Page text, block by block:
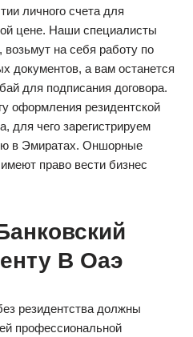
личного счета для
цене. Наши специалисты
на себя работу по
документов, а вам останется
для подписания договора.
оформления резидентской
для чего зарегистрируем
в Эмиратах. Оншорные
право вести бизнес
В Оаэ
резидентства должны
профессиональной